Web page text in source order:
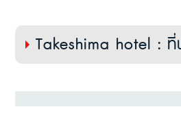
Takeshima hotel : ที่